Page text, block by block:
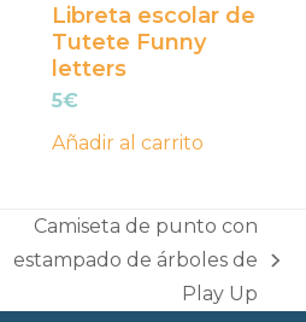
Libreta escolar de
Tutete Funny
letters
5€
Añadir al carrito
post:
Camiseta de punto con
estampado de árboles de
Play Up